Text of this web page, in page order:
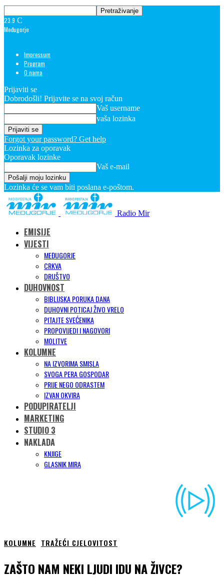
23.9 C
Međugorje
Impressum
Program
O nama
Prijaviti se
Dobrodošli! Prijavite se na svoj račun
Vaš username
vaša lozinka
Forgot your password? Get help
Lozinka za oporavak
Oporavak lozinke
Vaš e-mail
Lozinka će se vam biti poslana e-poštom.
Radio Mir
EMISIJE
VIJESTI
MEĐUGORJE
CRKVA
DRUŠTVO
DUHOVNOST
BIBLIJSKA PORUKA DANA
DUHOVNI POTICAJ ŽIVO VRELO
PITAJTE SVEĆENIKA
PROPOVIJEDI I NAGOVORI
MOLITVE
KOLUMNE
NA IZVORIMA SMISLA
SVOGA PERA GOSPODAR
PRIJE NEGO ODRASTEM
IZVAN OKVIRA
PODUPIRATELJI
MARKETING
STUDIO 3
NAKLADA
KNJIGE
GLASNIK MIRA
KOLUMNE TRAŽEĆI CJELOVITOST
ZAŠTO NAM NEKI LJUDI IDU NA ŽIVCE?